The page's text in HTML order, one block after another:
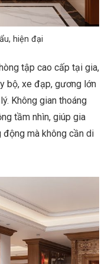
hiện đại
tập cao cấp tại gia,
bộ, xe đạp, gương lớn
Không gian thoáng
tầm nhìn, giúp gia
động mà không cần di